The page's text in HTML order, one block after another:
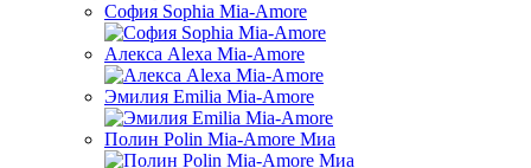
София Sophia Mia-Amore
Алекса Alexa Mia-Amore
Эмилия Emilia Mia-Amore
Полин Polin Mia-Amore Миа